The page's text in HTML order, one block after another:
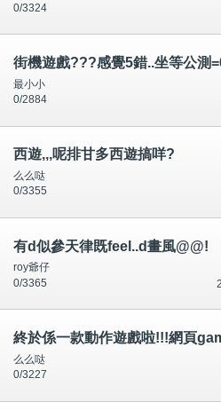
0/3324
街機遊戲???感覺5錯..坐等公測
最小小
0/2884
西遊,,,呢排甘多西遊搞咩?
么么哒
0/3355
有d似參天律既feel..d畫風@@!
roy爺仔
0/3365
終於係一款動作遊戲啦!!!網頁
么么哒
0/3227